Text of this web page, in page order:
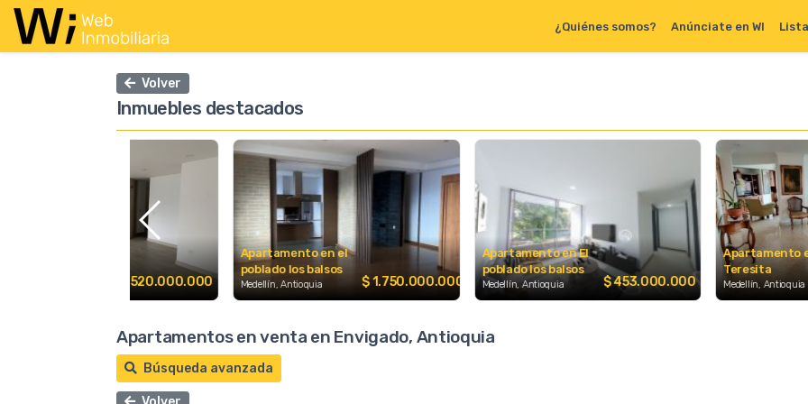
¿Quiénes somos? Anúnciate en WI
Volver
Inmuebles destacados
Apartamento en el
poblado los balsos
Medellín, Antioquia $ 1.750.000.000
Apartamento en El
poblado los balsos
Medellín, Antioquia $ 453.000.000
Apartamento en Santa
Teresita
Medellín, Antioquia $
Apartamentos en venta en Envigado, Antioquia
Búsqueda avanzada